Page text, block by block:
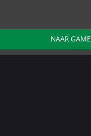
NAAR GAME